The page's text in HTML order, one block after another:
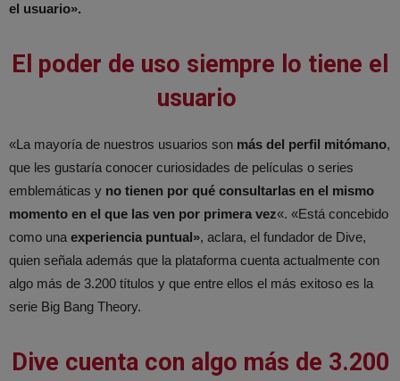
el usuario».
El poder de uso siempre lo tiene el
usuario
«La mayoría de nuestros usuarios son más del perfil mitómano,
que les gustaría conocer curiosidades de películas o series
emblemáticas y no tienen por qué consultarlas en el mismo
momento en el que las ven por primera vez«. «Está concebido
como una experiencia puntual», aclara, el fundador de Dive,
quien señala además que la plataforma cuenta actualmente con
algo más de 3.200 títulos y que entre ellos el más exitoso es la
serie Big Bang Theory.
Dive cuenta con algo más de 3.200